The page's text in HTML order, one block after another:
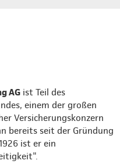
AG ist Teil des
einem der großen
Versicherungskonzern
bereits seit der Gründung
ist er ein